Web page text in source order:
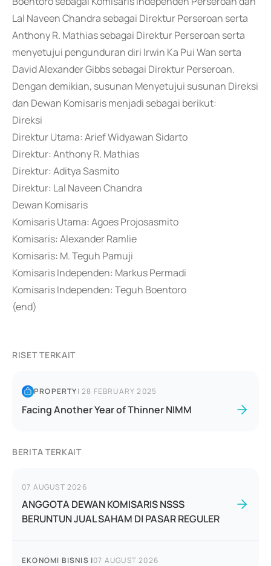
Lal Naveen Chandra sebagai Direktur Perseroan serta
Anthony R. Mathias sebagai Direktur Perseroan serta
menyetujui pengunduran diri Irwin Ka Pui Wan serta
David Alexander Gibbs sebagai Direktur Perseroan.
Dengan demikian, susunan Menyetujui susunan Direksi
dan Dewan Komisaris menjadi sebagai berikut:
Direksi
Direktur Utama: Arief Widyawan Sidarto
Direktur: Anthony R. Mathias
Direktur: Aditya Sasmito
Direktur: Lal Naveen Chandra
Dewan Komisaris
Komisaris Utama: Agoes Projosasmito
Komisaris: Alexander Ramlie
Komisaris: M. Teguh Pamuji
Komisaris Independen: Markus Permadi
Komisaris Independen: Teguh Boentoro
(end)
RISET TERKAIT
PROPERTY|28 FEBRUARY 2025
Facing Another Year of Thinner NIMM
BERITA TERKAIT
07 AUGUST 2026
ANGGOTA DEWAN KOMISARIS NSSS
BERUNTUN JUAL SAHAM DI PASAR REGULER
EKONOMI BISNIS |07 AUGUST 2026